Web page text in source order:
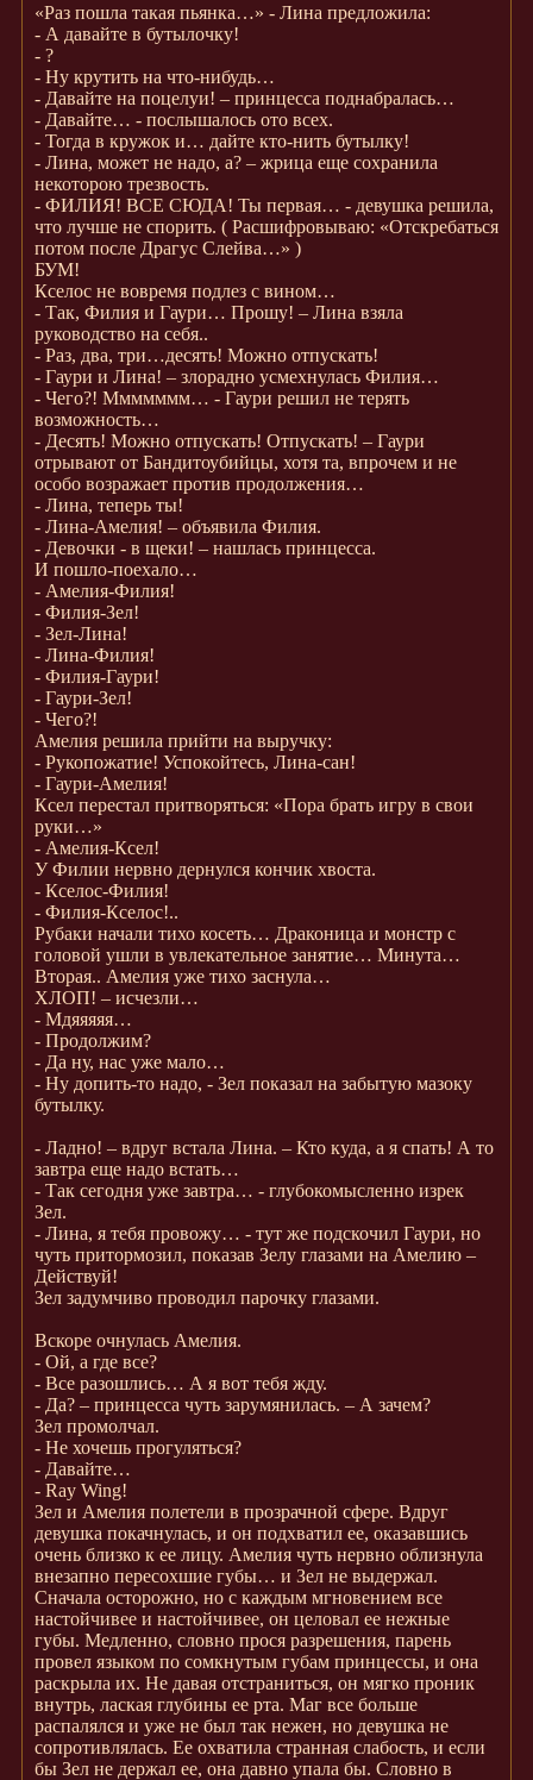
«Раз пошла такая пьянка…» - Лина предложила:
- А давайте в бутылочку!
- ?
- Ну крутить на что-нибудь…
- Давайте на поцелуи! – принцесса поднабралась…
- Давайте… - послышалось ото всех.
- Тогда в кружок и… дайте кто-нить бутылку!
- Лина, может не надо, а? – жрица еще сохранила
некоторою трезвость.
- ФИЛИЯ! ВСЕ СЮДА! Ты первая… - девушка решила,
что лучше не спорить. ( Расшифровываю: «Отскребаться
потом после Драгус Слейва…» )
БУМ!
Кселос не вовремя подлез с вином…
- Так, Филия и Гаури… Прошу! – Лина взяла
руководство на себя..
- Раз, два, три…десять! Можно отпускать!
- Гаури и Лина! – злорадно усмехнулась Филия…
- Чего?! Ммммммм… - Гаури решил не терять
возможность…
- Десять! Можно отпускать! Отпускать! – Гаури
отрывают от Бандитоубийцы, хотя та, впрочем и не
особо возражает против продолжения…
- Лина, теперь ты!
- Лина-Амелия! – объявила Филия.
- Девочки - в щеки! – нашлась принцесса.
И пошло-поехало…
- Амелия-Филия!
- Филия-Зел!
- Зел-Лина!
- Лина-Филия!
- Филия-Гаури!
- Гаури-Зел!
- Чего?!
Амелия решила прийти на выручку:
- Рукопожатие! Успокойтесь, Лина-сан!
- Гаури-Амелия!
Ксел перестал притворяться: «Пора брать игру в свои
руки…»
- Амелия-Ксел!
У Филии нервно дернулся кончик хвоста.
- Кселос-Филия!
- Филия-Кселос!..
Рубаки начали тихо косеть… Драконица и монстр с
головой ушли в увлекательное занятие… Минута…
Вторая.. Амелия уже тихо заснула…
ХЛОП! – исчезли…
- Мдяяяяя…
- Продолжим?
- Да ну, нас уже мало…
- Ну допить-то надо, - Зел показал на забытую мазоку
бутылку.
- Ладно! – вдруг встала Лина. – Кто куда, а я спать! А то
завтра еще надо встать…
- Так сегодня уже завтра… - глубокомысленно изрек
Зел.
- Лина, я тебя провожу… - тут же подскочил Гаури, но
чуть притормозил, показав Зелу глазами на Амелию –
Действуй!
Зел задумчиво проводил парочку глазами.
Вскоре очнулась Амелия.
- Ой, а где все?
- Все разошлись… А я вот тебя жду.
- Да? – принцесса чуть зарумянилась. – А зачем?
Зел промолчал.
- Не хочешь прогуляться?
- Давайте…
- Ray Wing!
Зел и Амелия полетели в прозрачной сфере. Вдруг
девушка покачнулась, и он подхватил ее, оказавшись
очень близко к ее лицу. Амелия чуть нервно облизнула
внезапно пересохшие губы… и Зел не выдержал.
Сначала осторожно, но с каждым мгновением все
настойчивее и настойчивее, он целовал ее нежные
губы. Медленно, словно прося разрешения, парень
провел языком по сомкнутым губам принцессы, и она
раскрыла их. Не давая отстраниться, он мягко проник
внутрь, лаская глубины ее рта. Маг все больше
распалялся и уже не был так нежен, но девушка не
сопротивлялась. Ее охватила странная слабость, и если
бы Зел не держал ее, она давно упала бы. Словно в